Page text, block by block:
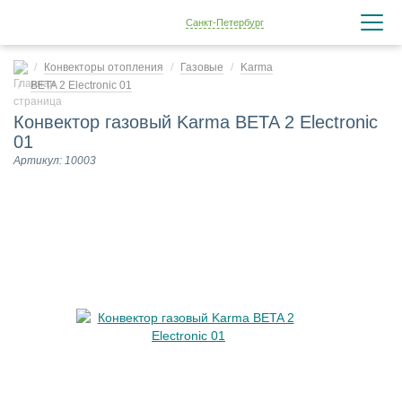
Санкт-Петербург
Конвекторы отопления Газовые
Karma
BETA 2 Electronic 01
Конвектор газовый Karma BETA 2 Electronic
01
Артикул: 10003